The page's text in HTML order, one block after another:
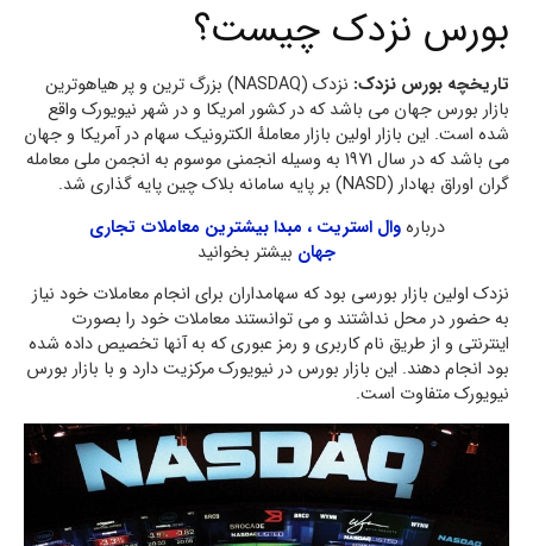
بورس نزدک چیست؟
تاریخچه بورس نزدک:
نزدک (NASDAQ) بزرگ ترین و پر هیاهوترین
بازار بورس جهان می باشد که در کشور امریکا و در شهر نیویورک واقع
شده است. این بازار اولین بازار معاملهٔ الکترونیک سهام در آمریکا و جهان
می باشد که در سال 1971 به وسیله انجمنی موسوم به انجمن ملی معامله
گران اوراق بهادار (NASD) بر پایه سامانه بلاک چین پایه گذاری شد.
دربارهوال استریت ، مبدا بیشترین معاملات تجاری
جهان بیشتر بخوانید
نزدک اولین بازار بورسی بود که سهامداران برای انجام معاملات خود نیاز
به حضور در محل نداشتند و می توانستند معاملات خود را بصورت
اینترنتی و از طریق نام کاربری و رمز عبوری که به آنها تخصیص داده شده
بود انجام دهند. این بازار بورس در نیویورک مرکزیت دارد و با بازار بورس
نیویورک متفاوت است.